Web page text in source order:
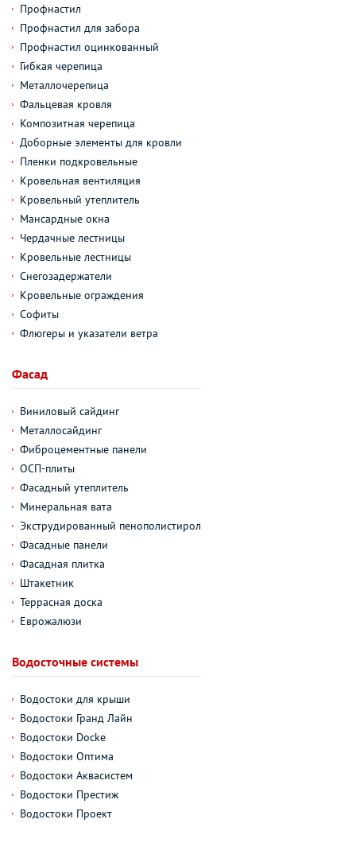
Профнастил
Профнастил для забора
Профнастил оцинкованный
Гибкая черепица
Металлочерепица
Фальцевая кровля
Композитная черепица
Доборные элементы для кровли
Пленки подкровельные
Кровельная вентиляция
Кровельный утеплитель
Мансардные окна
Чердачные лестницы
Кровельные лестницы
Снегозадержатели
Кровельные ограждения
Софиты
Флюгеры и указатели ветра
Фасад
Виниловый сайдинг
Металлосайдинг
Фиброцементные панели
ОСП-плиты
Фасадный утеплитель
Минеральная вата
Экструдированный пенополистирол
Фасадные панели
Фасадная плитка
Штакетник
Террасная доска
Еврожалюзи
Водосточные системы
Водостоки для крыши
Водостоки Гранд Лайн
Водостоки Docke
Водостоки Оптима
Водостоки Аквасистем
Водостоки Престиж
Водостоки Проект